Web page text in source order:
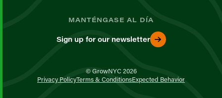
MANTÉNGASE AL DÍA
Sign up for our newsletter
© GrowNYC 2026
Privacy PolicyTerms & ConditionsExpected Behavior